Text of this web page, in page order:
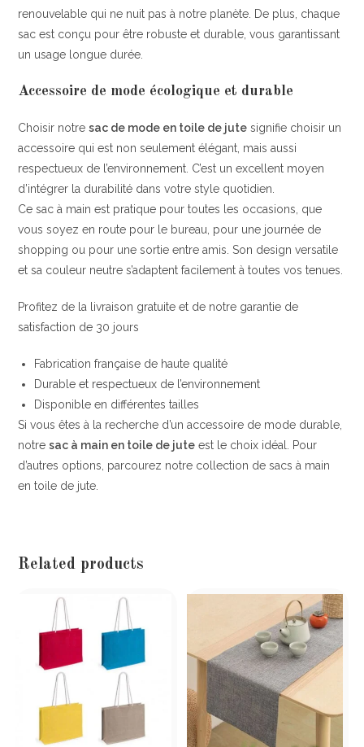
renouvelable qui ne nuit pas à notre planète. De plus, chaque
sac est conçu pour être robuste et durable, vous garantissant
un usage longue durée.
Accessoire de mode écologique et durable
Choisir notresac de mode en toile de jute signifie choisir un
accessoire qui est non seulement élégant, mais aussi
respectueux de l’environnement. C’est un excellent moyen
d’intégrer la durabilité dans votre style quotidien.
Ce sac à main est pratique pour toutes les occasions, que
vous soyez en route pour le bureau, pour une journée de
shopping ou pour une sortie entre amis. Son design versatile
et sa couleur neutre s’adaptent facilement à toutes vos tenues.
Profitez de la livraison gratuite et de notre garantie de
satisfaction de 30 jours
Fabrication française de haute qualité
Durable et respectueux de l’environnement
Disponible en différentes tailles
Si vous êtes à la recherche d’un accessoire de mode durable,
notresac à main en toile de jute est le choix idéal. Pour
d’autres options, parcourez notre collection de sacs à main
en toile de jute.
Related products